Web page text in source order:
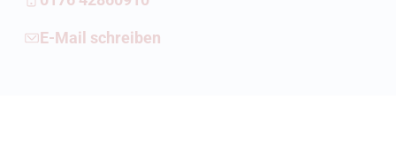
E-Mail schreiben